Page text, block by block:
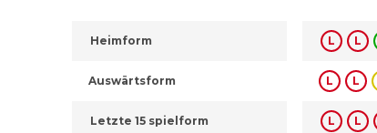
Heimform
Auswärtsform
Letzte 15 spielform
L L
L L
L L